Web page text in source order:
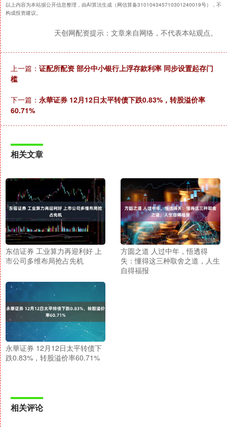
以上内容为本站据公开信息整理，由AI算法生成（网信算备310104345710301240019号），不
构成投资建议。
天创网配资提示：文章来自网络，不代表本站观点。
上一篇： 证配所配资 部分中小银行上浮存款利率 同步设置起存门
槛
下一篇： 永華证券 12月12日太平转债下跌0.83%，转股溢价率
60.71%
相关文章
东信证券 工业算力再迎利好 上
市公司多维布局抢占先机
方圆之道 人过中年，悟透得
失：懂得这三种取舍之道，人生
自得福报
永華证券 12月12日太平转债下
跌0.83%，转股溢价率60.71%
相关评论